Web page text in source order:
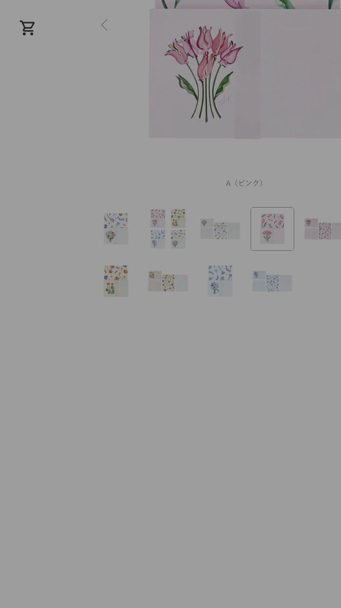
A（ピンク）